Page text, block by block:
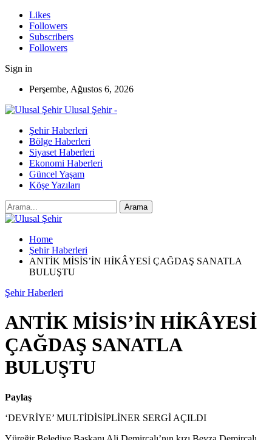
Likes
Followers
Subscribers
Followers
Sign in
Perşembe, Ağustos 6, 2026
Ulusal Şehir -
Şehir Haberleri
Bölge Haberleri
Siyaset Haberleri
Ekonomi Haberleri
Güncel Yaşam
Köşe Yazıları
Home
Şehir Haberleri
ANTİK MİSİS’İN HİKÂYESİ ÇAĞDAŞ SANATLA
BULUŞTU
Şehir Haberleri
ANTİK MİSİS’İN HİKÂYESİ
ÇAĞDAŞ SANATLA
BULUŞTU
Paylaş
‘DEVRİYE’ MULTİDİSİPLİNER SERGİ AÇILDI